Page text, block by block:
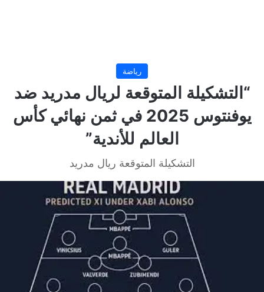
رياضة
“التشكيلة المتوقعة لريال مدريد ضد
يوفنتوس 2025 في ثمن نهائي كأس
العالم للأندية”
التشكيلة المتوقعة ريال مدريد